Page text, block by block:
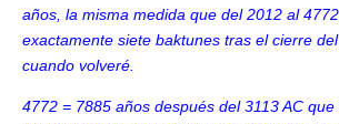
años, la misma medida que del 2012 al
exactamente siete baktunes tras el cierre
cuando volveré.
4772 = 7885 años después del 3113 AC